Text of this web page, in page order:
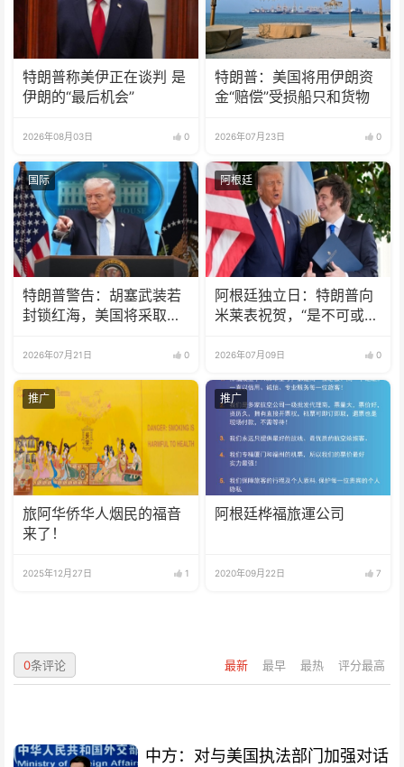
特朗普称美伊正在谈判 是
伊朗的“最后机会”
2026年08月03日 0
特朗普：美国将用伊朗资
金“赔偿”受损船只和货物
2026年07月23日 0
国际
特朗普警告：胡塞武装若
封锁红海，美国将采取行
2026年07月21日 0
阿根廷
阿根廷独立日：特朗普向
米莱表祝贺，“是不可或缺
2026年07月09日 0
推广
旅阿华侨华人烟民的福音
来了！
2025年12月27日 1
推广
阿根廷桦福旅運公司
2020年09月22日 7
最新 最早 最热 评分最高
0条评论
中方：对与美国执法部门加强对话